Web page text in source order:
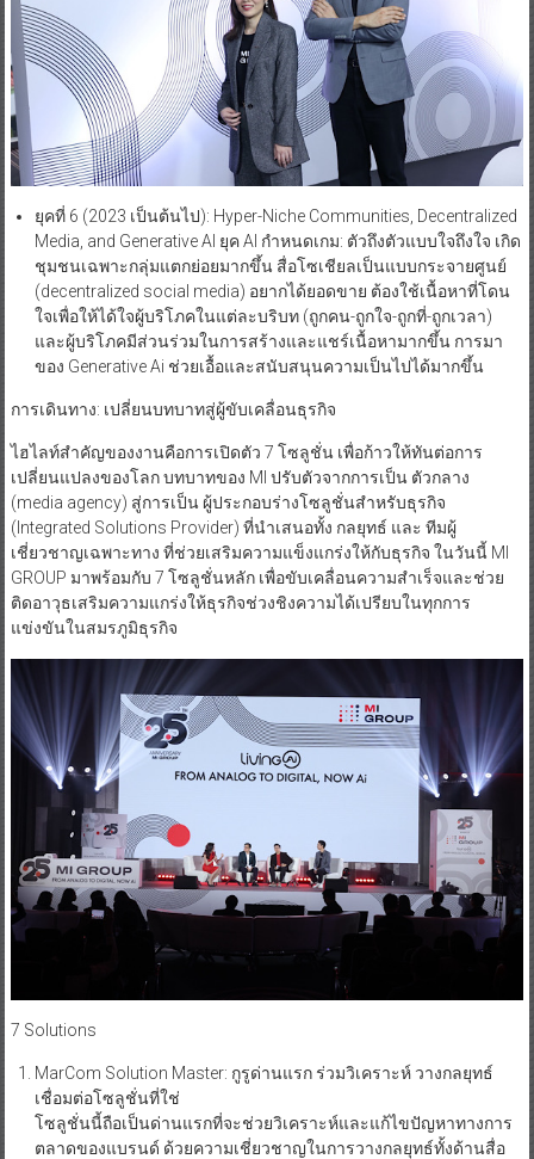
ยุคที่ 6 (2023 เป็นต้นไป): Hyper-Niche Communities, Decentralized
Media, and Generative AI ยุค AI กำหนดเกม: ตัวถึงตัวแบบใจถึงใจ เกิด
ชุมชนเฉพาะกลุ่มแตกย่อยมากขึ้น สื่อโซเชียลเป็นแบบกระจายศูนย์
(decentralized social media) อยากได้ยอดขาย ต้องใช้เนื้อหาที่โดน
ใจเพื่อให้ได้ใจผู้บริโภคในแต่ละบริบท (ถูกคน-ถูกใจ-ถูกที่-ถูกเวลา)
และผู้บริโภคมีส่วนร่วมในการสร้างและแชร์เนื้อหามากขึ้น การมา
ของ Generative Ai ช่วยเอื้อและสนับสนุนความเป็นไปได้มากขึ้น
การเดินทาง: เปลี่ยนบทบาทสู่ผู้ขับเคลื่อนธุรกิจ
ไฮไลท์สำคัญของงานคือการเปิดตัว 7 โซลูชั่น เพื่อก้าวให้ทันต่อการ
เปลี่ยนแปลงของโลก บทบาทของ MI ปรับตัวจากการเป็น ตัวกลาง
(media agency) สู่การเป็น ผู้ประกอบร่างโซลูชั่นสำหรับธุรกิจ
(Integrated Solutions Provider) ที่นำเสนอทั้ง กลยุทธ์ และ ทีมผู้
เชี่ยวชาญเฉพาะทาง ที่ช่วยเสริมความแข็งแกร่งให้กับธุรกิจ ในวันนี้ MI
GROUP มาพร้อมกับ 7 โซลูชั่นหลัก เพื่อขับเคลื่อนความสำเร็จและช่วย
ติดอาวุธเสริมความแกร่งให้ธุรกิจช่วงชิงความได้เปรียบในทุกการ
แข่งขันในสมรภูมิธุรกิจ
7 Solutions
MarCom Solution Master: กูรูด่านแรก ร่วมวิเคราะห์ วางกลยุทธ์
เชื่อมต่อโซลูชั่นที่ใช่
โซลูชั่นนี้ถือเป็นด่านแรกที่จะช่วยวิเคราะห์และแก้ไขปัญหาทางการ
ตลาดของแบรนด์ ด้วยความเชี่ยวชาญในการวางกลยุทธ์ทั้งด้านสื่อ